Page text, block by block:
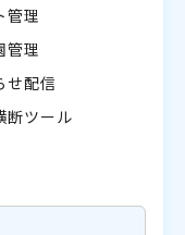
管理
管理
せ配信
断ツール